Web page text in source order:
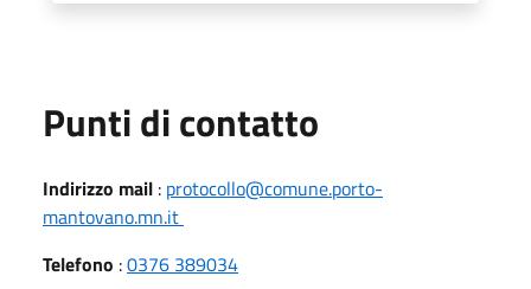
Punti di contatto
Indirizzo mail : protocollo@comune.porto-
mantovano.mn.it
Telefono :0376 389034